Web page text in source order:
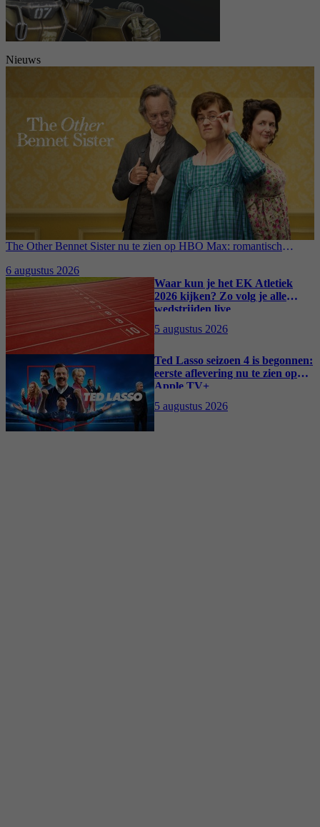
Nieuws
The Other Bennet Sister nu te zien op HBO Max: romantisch
6 augustus 2026
Waar kun je het EK Atletiek
2026 kijken? Zo volg je alle
wedstrijden live
5 augustus 2026
Ted Lasso seizoen 4 is begonnen:
eerste aflevering nu te zien op
Apple TV+
5 augustus 2026